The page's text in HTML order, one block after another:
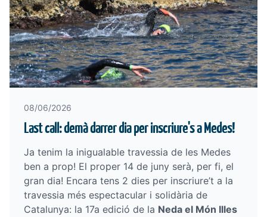
08/06/2026
Last call: demà darrer dia per inscriure's a Medes!
Ja tenim la inigualable travessia de les Medes
ben a prop! El proper 14 de juny serà, per fi, el
gran dia! Encara tens 2 dies per inscriure’t a la
travessia més espectacular i solidària de
Catalunya: la 17a edició de la Neda el Món Illes